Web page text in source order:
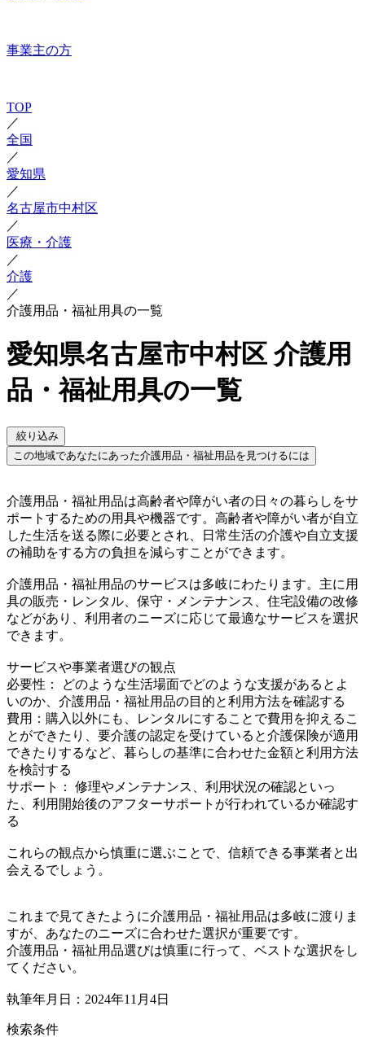
事業主の方
TOP
／
全国
／
愛知県
／
名古屋市中村区
／
医療・介護
／
介護
／
介護用品・福祉用具の一覧
愛知県名古屋市中村区 介護用
品・福祉用具の一覧
絞り込み
この地域であなたにあった介護用品・福祉用品を見つけるには
介護用品・福祉用品は高齢者や障がい者の日々の暮らしをサ
ポートするための用具や機器です。高齢者や障がい者が自立
した生活を送る際に必要とされ、日常生活の介護や自立支援
の補助をする方の負担を減らすことができます。
介護用品・福祉用品のサービスは多岐にわたります。主に用
具の販売・レンタル、保守・メンテナンス、住宅設備の改修
などがあり、利用者のニーズに応じて最適なサービスを選択
できます。
サービスや事業者選びの観点
必要性： どのような生活場面でどのような支援があるとよ
いのか、介護用品・福祉用品の目的と利用方法を確認する
費用：購入以外にも、レンタルにすることで費用を抑えるこ
とができたり、要介護の認定を受けていると介護保険が適用
できたりするなど、暮らしの基準に合わせた金額と利用方法
を検討する
サポート： 修理やメンテナンス、利用状況の確認といっ
た、利用開始後のアフターサポートが行われているか確認す
る
これらの観点から慎重に選ぶことで、信頼できる事業者と出
会えるでしょう。
これまで見てきたように介護用品・福祉用品は多岐に渡りま
すが、あなたのニーズに合わせた選択が重要です。
介護用品・福祉用品選びは慎重に行って、ベストな選択をし
てください。
執筆年月日：2024年11月4日
検索条件